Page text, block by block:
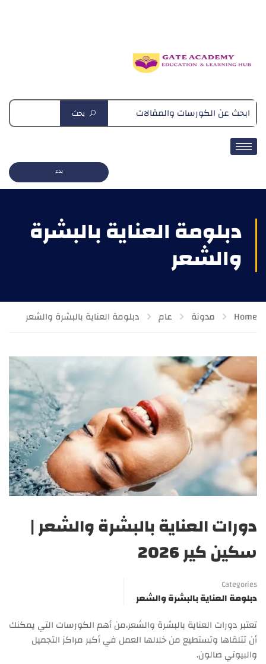
بحث
بدء
دبلومة العناية بالبشرة
والشعر
Home مدونة عام دبلومة العناية بالبشرة والشعر
دورات العناية بالبشرة والشعر |
سكين كير 2026
Categories
دبلومة العناية بالبشرة والشعر
تعتبر دورات العناية بالبشرة والشعر،من أهم الكورسات التي يمكنك
أن تتلقاها وتستطيع من خلالها العمل في أكبر مراكز التجميل
والبيوتي صالون.